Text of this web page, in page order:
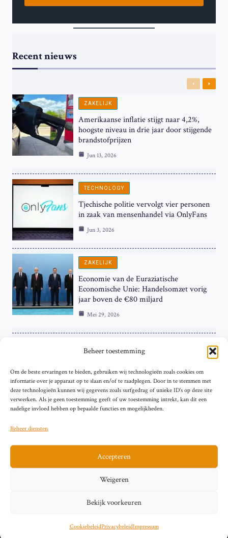
Beheer toestemming
Om de beste ervaringen te bieden, gebruiken wij technologieën zoals cookies om
informatie over je apparaat op te slaan en/of te raadplegen. Door in te stemmen met
deze technologieën kunnen wij gegevens zoals surfgedrag of unieke ID's op deze site
verwerken. Als je geen toestemming geeft of uw toestemming intrekt, kan dit een
nadelige invloed hebben op bepaalde functies en mogelijkheden.
Beheer diensten
Accepteren
Weigeren
Bekijk voorkeuren
CookiebeleidPrivacybeleidImpressum
Recent nieuws
Previous
Next
ZAKELIJK
Amerikaanse inflatie stijgt naar 4,2%,
hoogste niveau in drie jaar door stijgende
brandstofprijzen
Jun 13, 2026
TECHNOLOGY
Tjechische politie vervolgt vier personen
in zaak van mensenhandel via OnlyFans
Jun 3, 2026
ZAKELIJK
Economie van de Euraziatische
Economische Unie: Handelsomzet vorig
jaar boven de €80 miljard
Mei 29, 2026
ZAKELIJK
Hardnekkige Inflatie bij de ‘Grote Vier’
van de Eurozone
Mei 29, 2026
Sitemap Contact Privacybeleid (EU)
Impressum
Cookiebeleid (EU)